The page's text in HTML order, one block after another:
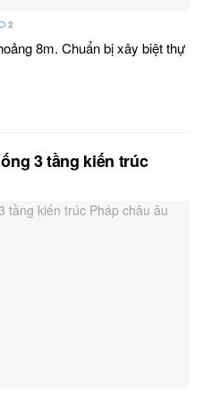
2
8m. Chuẩn bị xây biệt thự
3 tầng kiến trúc